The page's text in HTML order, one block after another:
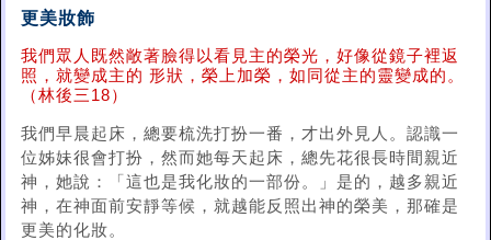
更美妝飾
我們眾人既然敞著臉得以看見主的榮光，好像從鏡子裡返
照，就變成主的 形狀，榮上加榮，如同從主的靈變成的。
（林後三18）
我們早晨起床，總要梳洗打扮一番，才出外見人。認識一
位姊妹很會打扮，然而她每天起床，總先花很長時間親近
神，她說：「這也是我化妝的一部份。」是的，越多親近
神，在神面前安靜等候，就越能反照出神的榮美，那確是
更美的化妝。